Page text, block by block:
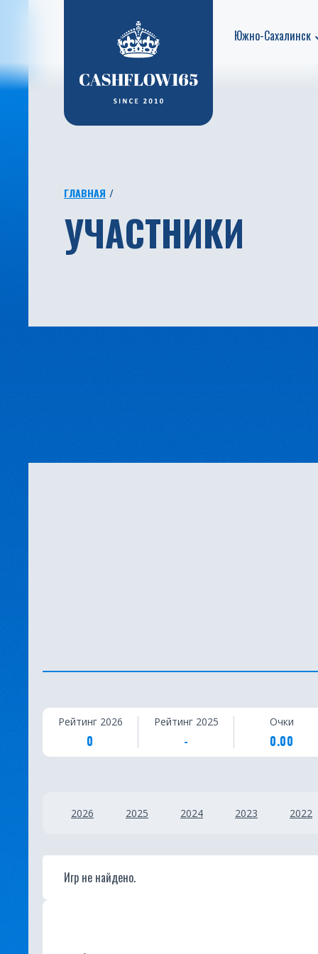
Южно-Сахалинск
ГЛАВНАЯ
УЧАСТНИКИ
С
т
с
и
Рейтинг 2026
0
Рейтинг 2025
-
Очки
0.00
2026 2025 2024 2023 2022
Игр не найдено.